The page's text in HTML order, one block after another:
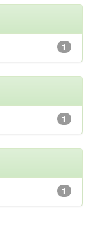
1
1
1